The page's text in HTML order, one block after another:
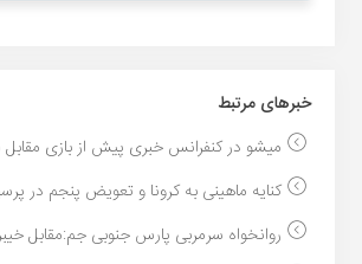
خبر‌های مرتبط
میشو در کنفرانس خبری پیش از بازی
کنایه ماهینی به کرونا و تعویض پنجم در
روانخواه سرمربی پارس جنوبی جم:مقابل